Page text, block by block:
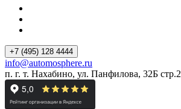
+7 (495) 128 4444
info@automosphere.ru
п. г. т. Нахабино, ул. Панфилова, 32Б стр.2